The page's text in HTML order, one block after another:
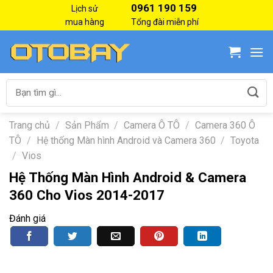
Lịch sử
mua hàng
0961 190 159
Tổng đài miễn phí
Tìm
Trang chủ / Sản Phẩm / Camera Ô TÔ / Camera 360 Ô
TÔ / Hệ thống Màn hình Android và Camera 360 / Toyota
/ Vios
Hệ Thống Màn Hình Android & Camera
360 Cho Vios 2014-2017
Đánh giá